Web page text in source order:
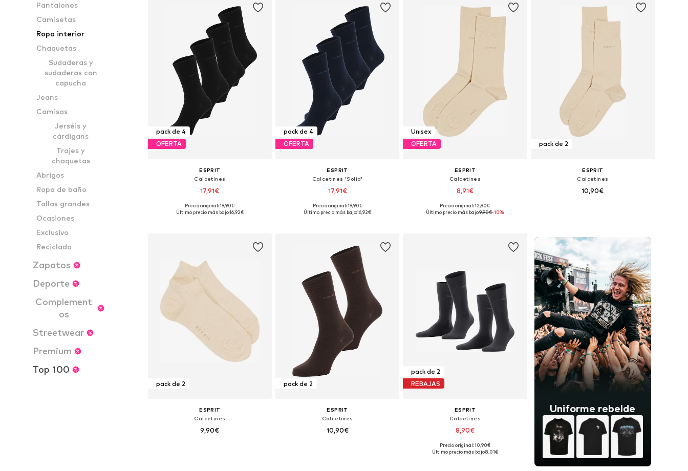
Pantalones
Camisetas
Ropa interior
Chaquetas
Sudaderas y
sudaderas con
capucha
Jeans
Camisas
Jerséis y
cárdigans
Trajes y
chaquetas
Abrigos
Ropa de baño
Tallas grandes
Ocasiones
Exclusivo
Reciclado
Zapatos
Deporte
Complement
os
Streetwear
Premium
Top 100
pack de 4
OFERTA
ESPRIT
Calcetines
17,91€
Tallas disponibles: 40-46
Precio original: 19,90€
Último precio más bajo:16,92€
pack de 4
OFERTA
ESPRIT
Calcetines 'Solid'
17,91€
Tallas disponibles: 40-46
Precio original: 19,90€
Último precio más bajo:16,92€
Unisex
OFERTA
ESPRIT
Calcetines
8,91€
Tallas disponibles: 39-42, 43-46, 47-50
Precio original: 12,90€
Último precio más bajo:9,90€-10%
pack de 2
ESPRIT
Calcetines
10,90€
pack de 2
ESPRIT
Calcetines
9,90€
pack de 2
ESPRIT
Calcetines
10,90€
pack de 2
REBAJAS
ESPRIT
Calcetines
8,90€
Tallas disponibles: 39-42, 43-46, 47-50
Precio original: 10,90€
Último precio más bajo:8,01€
Uniforme rebelde